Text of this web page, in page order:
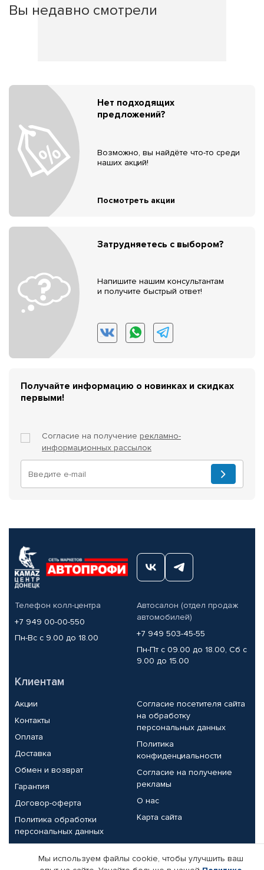
Вы недавно смотрели
Нет подходящих
предложений?
Возможно, вы найдёте что-то среди
наших акций!
Посмотреть акции
Затрудняетесь с выбором?
Напишите нашим консультантам
и получите быстрый ответ!
Получайте информацию о новинках и скидках
первыми!
Согласие на получение рекламно-
информационных рассылок
Телефон колл-центра
+7 949 00-00-550
Пн-Вс с 9.00 до 18.00
Автосалон (отдел продаж
автомобилей)
+7 949 503-45-55
Пн-Пт с 09.00 до 18.00, Сб с
9.00 до 15.00
Клиентам
Акции
Контакты
Оплата
Доставка
Обмен и возврат
Гарантия
Договор-оферта
Политика обработки
персональных данных
Согласие посетителя сайта
на обработку
персональных данных
Политика
конфиденциальности
Согласие на получение
рекламы
О нас
Карта сайта
Партнерам
Мы используем файлы cookie, чтобы улучшить ваш